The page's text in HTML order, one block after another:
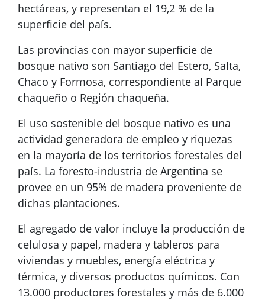
hectáreas, y representan el 19,2 % de la
superficie del país.
Las provincias con mayor superficie de
bosque nativo son Santiago del Estero, Salta,
Chaco y Formosa, correspondiente al Parque
chaqueño o Región chaqueña.
El uso sostenible del bosque nativo es una
actividad generadora de empleo y riquezas
en la mayoría de los territorios forestales del
país. La foresto-industria de Argentina se
provee en un 95% de madera proveniente de
dichas plantaciones.
El agregado de valor incluye la producción de
celulosa y papel, madera y tableros para
viviendas y muebles, energía eléctrica y
térmica, y diversos productos químicos. Con
13.000 productores forestales y más de 6.000